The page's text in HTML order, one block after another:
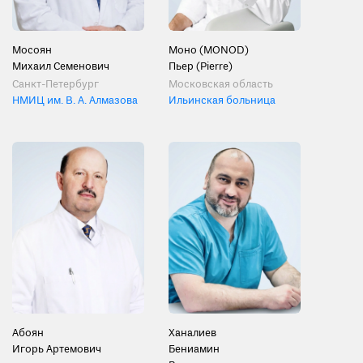
Мосоян
Михаил Семенович
Санкт-Петербург
НМИЦ им. В. А. Алмазова
Моно (MONOD)
Пьер (Pierre)
Московская область
Ильинская больница
Абоян
Игорь Артемович
Ханалиев
Бениамин